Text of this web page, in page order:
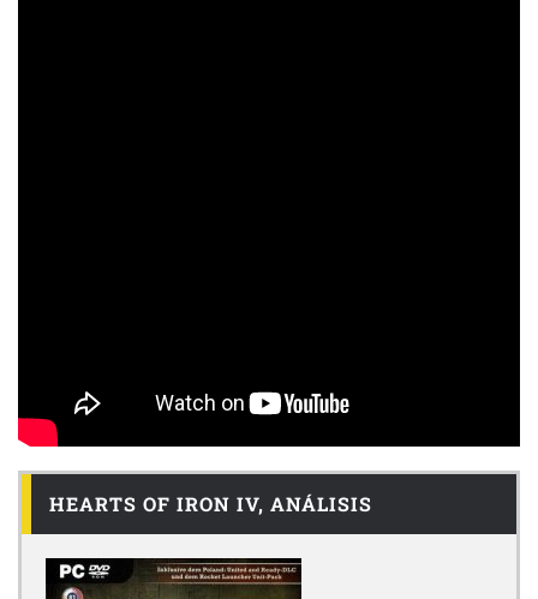
HEARTS OF IRON IV, ANÁLISIS